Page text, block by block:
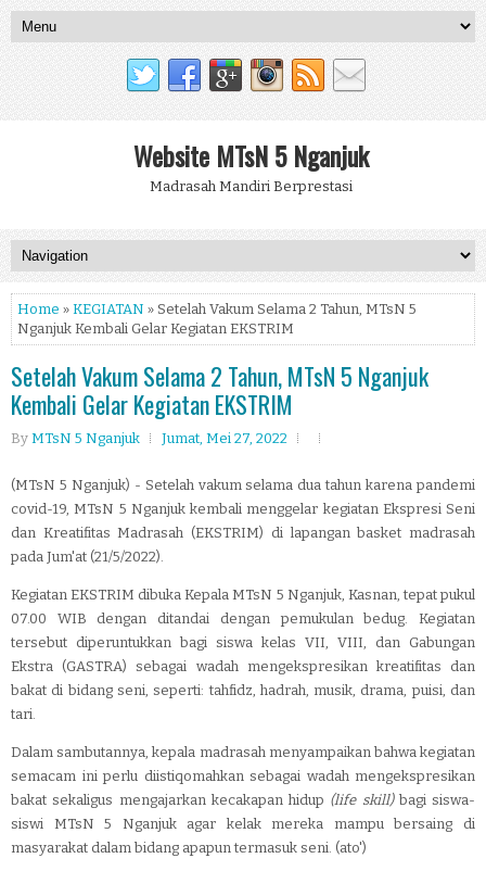
Website MTsN 5 Nganjuk
Madrasah Mandiri Berprestasi
Home » KEGIATAN » Setelah Vakum Selama 2 Tahun, MTsN 5
Nganjuk Kembali Gelar Kegiatan EKSTRIM
Setelah Vakum Selama 2 Tahun, MTsN 5 Nganjuk
Kembali Gelar Kegiatan EKSTRIM
By MTsN 5 Nganjuk Jumat, Mei 27, 2022
(MTsN 5 Nganjuk) - Setelah vakum selama dua tahun karena pandemi
covid-19, MTsN 5 Nganjuk kembali menggelar kegiatan Ekspresi Seni
dan Kreatifitas Madrasah (EKSTRIM) di lapangan basket madrasah
pada Jum'at (21/5/2022).
Kegiatan EKSTRIM dibuka Kepala MTsN 5 Nganjuk, Kasnan,tepat pukul
07.00 WIB dengan ditandai dengan pemukulan bedug. Kegiatan
tersebut diperuntukkan bagi siswa kelas VII, VIII, dan Gabungan
Ekstra (GASTRA) sebagai wadah mengekspresikan kreatifitas dan
bakat di bidang seni, seperti: tahfidz, hadrah, musik, drama, puisi, dan
tari.
Dalam sambutannya, kepala madrasah menyampaikan bahwa kegiatan
semacam ini perlu diistiqomahkan sebagai wadah mengekspresikan
bakat sekaligus mengajarkan kecakapan hidup (life skill) bagi siswa-
siswi MTsN 5 Nganjuk agar kelak mereka mampu bersaing di
masyarakat dalam bidang apapun termasuk seni. (ato')